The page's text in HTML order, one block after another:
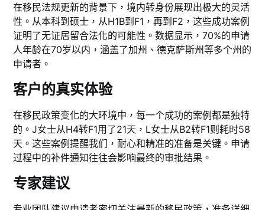
在移民法规更新的背景下，境内转身份展现出极大的灵活
性。从本科到硕士，从H1B到F1，再到F2，这些成功案例
证明了无证居留合法化的可能性。数据显示，70%的申请
人年龄在70岁以内，涵盖了加州、德克萨斯州等多个州的
申请者。
客户的真实体验
在移民政策变化的大环境中，每一个成功的案例都是独特
的。J女士从H4转F1用了21天，L女士从B2转F1则耗时58
天。这些案例提醒我们，耐心和精准的准备是关键。申请
过程中的补件通知往往会影响最终的审批结果。
专家建议